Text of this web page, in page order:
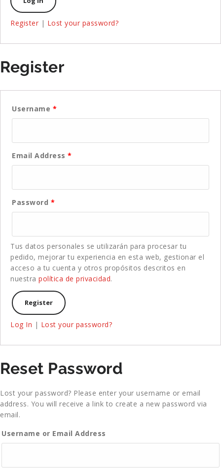
Register | Lost your password?
Register
Username *
Email Address *
Password *
Tus datos personales se utilizarán para procesar tu
pedido, mejorar tu experiencia en esta web, gestionar el
acceso a tu cuenta y otros propósitos descritos en
nuestra política de privacidad.
Log In | Lost your password?
Reset Password
Lost your password? Please enter your username or email
address. You will receive a link to create a new password via
email.
Username or Email Address